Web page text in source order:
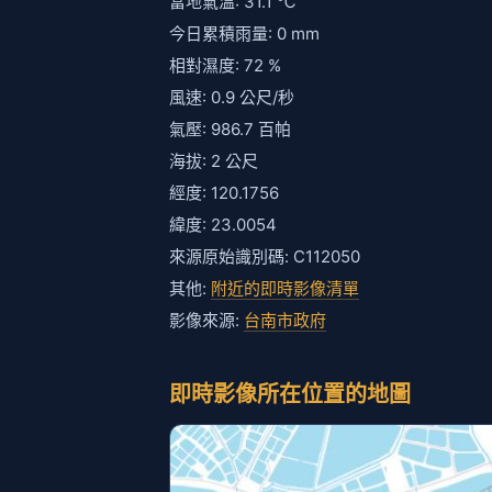
今日累積雨量: 0 mm
相對濕度: 72 %
風速: 0.9 公尺/秒
氣壓: 986.7 百帕
海拔: 2 公尺
經度: 120.1756
緯度: 23.0054
來源原始識別碼: C112050
其他: 附近的即時影像清單
影像來源: 台南市政府
即時影像所在位置的地圖